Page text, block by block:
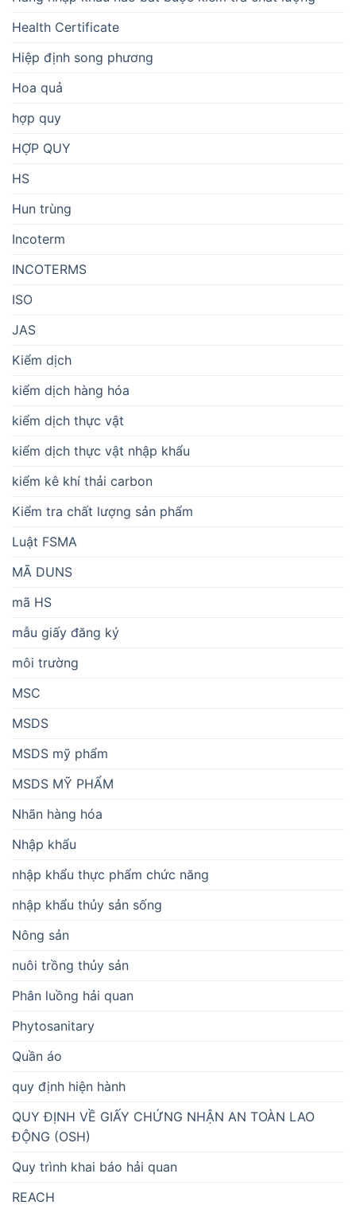
Health Certificate
Hiệp định song phương
Hoa quả
hợp quy
HỢP QUY
HS
Hun trùng
Incoterm
INCOTERMS
ISO
JAS
Kiểm dịch
kiểm dịch hàng hóa
kiểm dịch thực vật
kiểm dịch thực vật nhập khẩu
kiểm kê khí thải carbon
Kiểm tra chất lượng sản phẩm
Luật FSMA
MÃ DUNS
mã HS
mẫu giấy đăng ký
môi trường
MSC
MSDS
MSDS mỹ phẩm
MSDS MỸ PHẨM
Nhãn hàng hóa
Nhập khẩu
nhập khẩu thực phẩm chức năng
nhập khẩu thủy sản sống
Nông sản
nuôi trồng thủy sản
Phân luồng hải quan
Phytosanitary
Quần áo
quy định hiện hành
QUY ĐỊNH VỀ GIẤY CHỨNG NHẬN AN TOÀN LAO
ĐỘNG (OSH)
Quy trình khai báo hải quan
REACH